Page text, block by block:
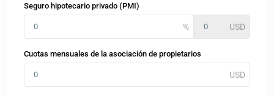
Seguro hipotecario privado (PMI)
Cuotas mensuales de la asociación de propietarios